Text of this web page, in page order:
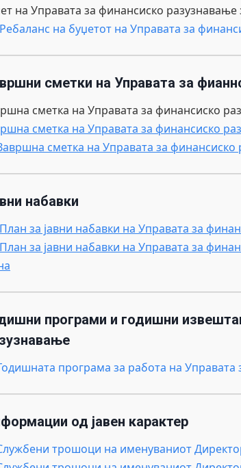
на Управата за финансиско разузнавање
на буџетот на Управата за
сметки на Управата за
сметка на Управата за финансиско
сметка на Управата за финансиско
сметка на Управата за финансиско
набавки
за јавни набавки на Управата за
за јавни набавки на Управата за
програми и годишни
програма за работа на
од јавен карактер
трошоци на именуваниот